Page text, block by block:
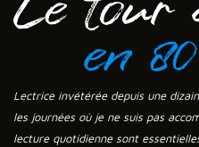
Lectrice invétérée depuis une
les journées où je ne suis pas
lecture quotidienne sont